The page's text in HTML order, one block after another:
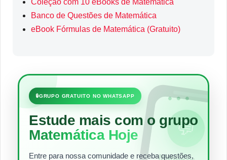
Banco de Questões de Matemática
eBook Fórmulas de Matemática (Gratuito)
•••
🔒GRUPO GRATUITO NO WHATSAPP
Estude mais com o grupo
Matemática Hoje
Entre para nossa comunidade e receba questões,
💬